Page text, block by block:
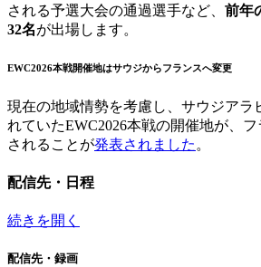
される予選大会の通過選手など、 前年
32名が出場します。
EWC2026本戦開催地はサウジからフランスへ変更
現在の地域情勢を考慮し、サウジアラ
れていたEWC2026本戦の開催地が、
されることが発表されました 。
配信先・日程
続きを開く
配信先・録画